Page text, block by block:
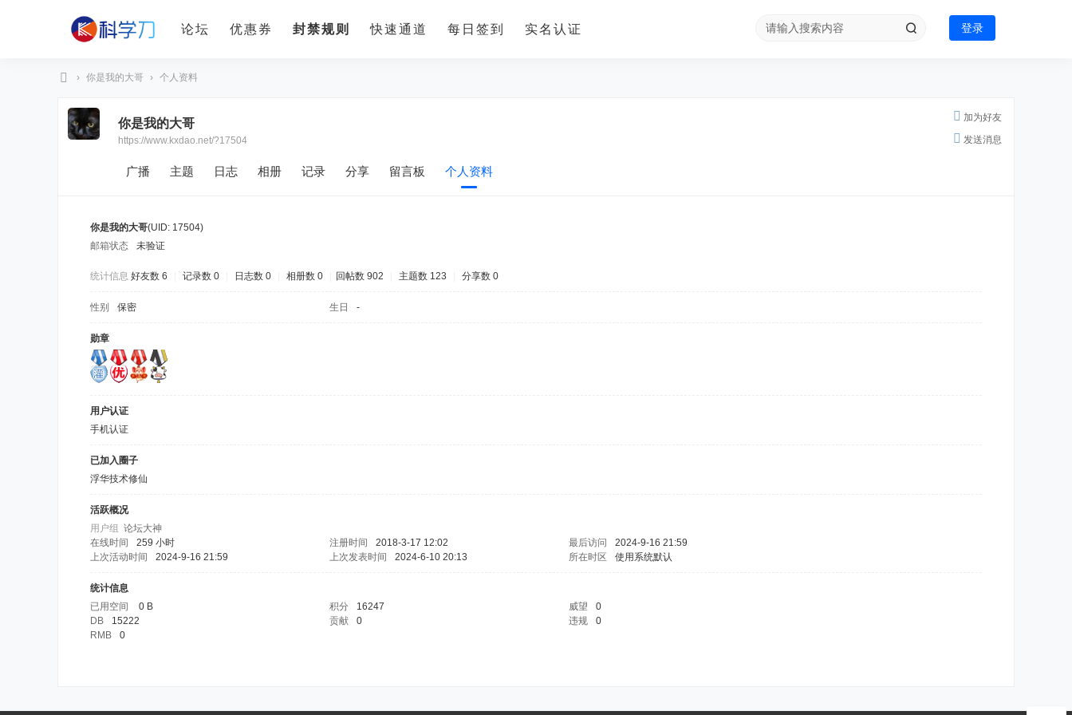
论坛 优惠券 封禁规则 快速通道 每日签到 实名认证 登录
学
› 你是我的大哥 › 个人资料
加为好友
发送消息
你是我的大哥
https://www.kxdao.net/?17504
广播 主题 日志 相册 记录 分享 留言板 个人资料
你是我的大哥(UID: 17504)
邮箱状态
未验证
统计信息 好友数 6 记录数 0 日志数 0 相册数 0 回帖数 902 主题数 123 分享数 0
性别 保密 生日 -
勋章
用户认证
手机认证
已加入圈子
浮华技术修仙
活跃概况
用户组 论坛大神
在线时间
259 小时 注册时间 2018-3-17 12:02 最后访问
2024-9-16 21:59
上次活动时间
2024-9-16 21:59 上次发表时间 2024-6-10 20:13 所在时区 使用系统默认
统计信息
已用空间
0 B 积分 16247 威望
0
DB
15222 贡献 0 违规
0
RMB
0